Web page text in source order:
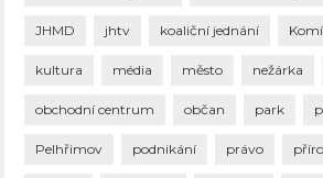
JHMD jhtv koaliční jednání
kultura média město nežárka
obchodní centrum občan park
Pelhřimov podnikání právo